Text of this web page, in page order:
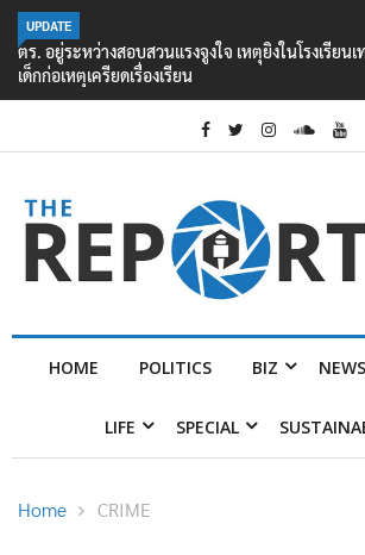
UPDATE
ตร. อยู่ระหว่างสอบสวนแรงจูงใจ เหตุยิงในโรงเรีย
เด็กก่อเหตุเครียดเรื่องเรียน
HOME POLITICS BIZ NEWS
LIFE SPECIAL
Home CRIME